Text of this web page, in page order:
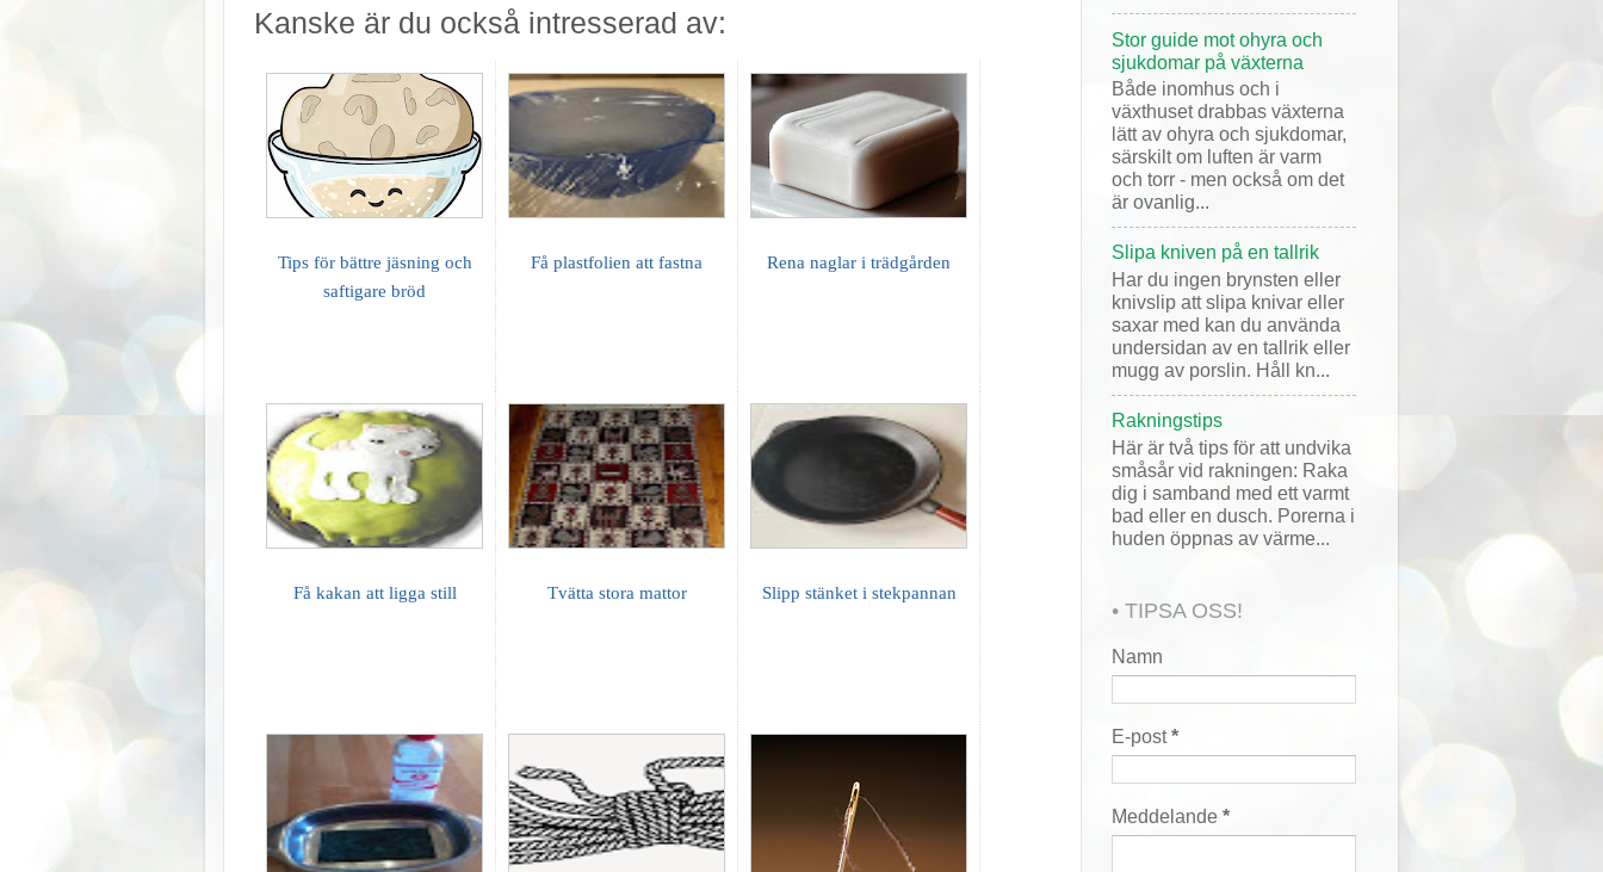
Kanske är du också intresserad av:
Tips för bättre jäsning och
saftigare bröd
Få plastfolien att fastna Rena naglar i trädgården
Få kakan att ligga still Tvätta stora mattor Slipp stänket i stekpannan
Stor guide mot ohyra och
sjukdomar på växterna
Både inomhus och i
växthuset drabbas växterna
lätt av ohyra och sjukdomar,
särskilt om luften är varm
och torr - men också om det
är ovanlig...
Slipa kniven på en tallrik
Har du ingen brynsten eller
knivslip att slipa knivar eller
saxar med kan du använda
undersidan av en tallrik eller
mugg av porslin. Håll kn...
Rakningstips
Här är två tips för att undvika
småsår vid rakningen: Raka
dig i samband med ett varmt
bad eller en dusch. Porerna i
huden öppnas av värme...
• TIPSA OSS!
Namn
E-post*
Meddelande *